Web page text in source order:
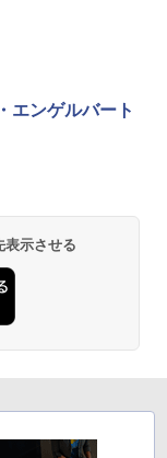
量バッテリー Wi
C FHD パソコン
ーボード BMAX
フホワイト
Milli, ATL Jacob
レス 500ml ×24本
ム含有 水 ミネラル
静岡県産 500ミリリ
・ろ・は・す 2L P
ジタル版ビッグガ
エンゲルバート
表示させる